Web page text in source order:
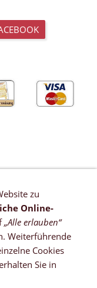
zu
Online-
„Alle erlauben“
Weiterführende
Cookies
Sie in